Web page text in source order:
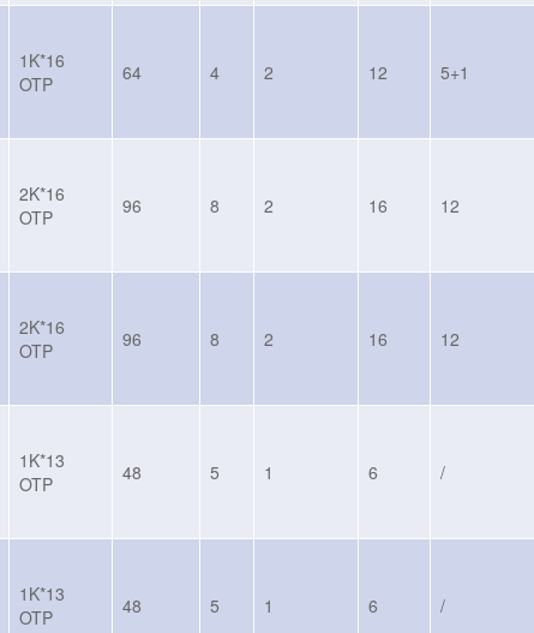
1K*16
OTP
64 4 2 12 5+1
2K*16
OTP
96 8 2 16 12
2K*16
OTP
96 8 2 16 12
1K*13
OTP
48 5 1 6 /
1K*13
OTP
48 5 1 6 /